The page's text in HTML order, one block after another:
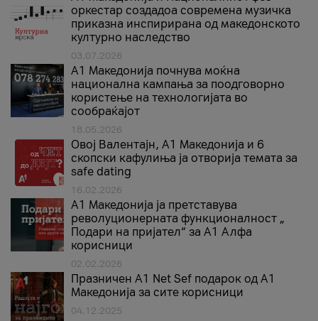
оркестар создадоа современа музичка
приказна инспирирана од македонското
културно наследство
03.07.2026
A1 Македонија почнува моќна
национална кампања за поодговорно
користење на технологијата во
сообраќајот
18.05.2026
Овој Валентајн, A1 Македонија и 6
скопски кафулиња ја отворија темата за
safe dating
16.02.2026
А1 Македонија ја претставува
револуционерната функционалност „
Подари на пријател“ за А1 Алфа
корисници
02.02.2026
Празничен A1 Net Sеf подарок од А1
Македонија за сите корисници
04.12.2025